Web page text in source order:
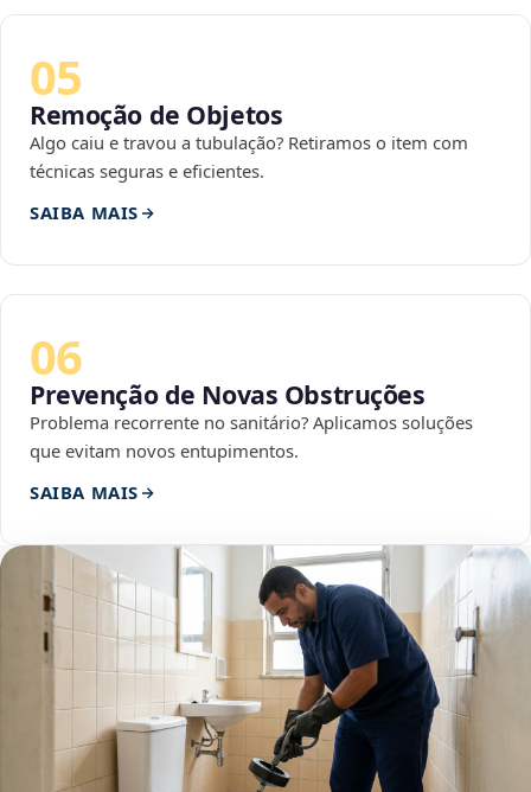
05
Remoção de Objetos
Algo caiu e travou a tubulação? Retiramos o item com
técnicas seguras e eficientes.
SAIBA MAIS
06
Prevenção de Novas Obstruções
Problema recorrente no sanitário? Aplicamos soluções
que evitam novos entupimentos.
SAIBA MAIS